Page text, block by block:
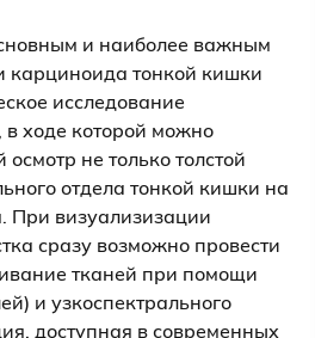
и наиболее важным
карциноида тонкой кишки
исследование
в ходе которой можно
не только толстой
отдела тонкой кишки на
При визуализизации
сразу возможно провести
тканей при помощи
и узкоспектрального
доступная в современных